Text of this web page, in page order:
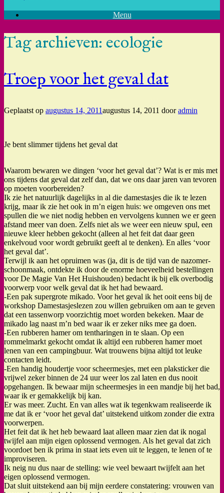
Menu
Tag archieven:ecologie
Troep voor het geval dat
Geplaatst op augustus 14, 2011augustus 14, 2011 dooradmin
Je bent slimmer tijdens het geval dat
Waarom bewaren we dingen ‘voor het geval dat’? Wat is er mis met
ons tijdens dat geval dat zelf dan, dat we ons daar jaren van tevoren
op moeten voorbereiden?
Ik zie het natuurlijk dagelijks in al die damestasjes die ik te lezen
krijg, maar ik zie het ook in m’n eigen huis: we omgeven ons met
spullen die we niet nodig hebben en vervolgens kunnen we er geen
afstand meer van doen. Zelfs niet als we weer een nieuw spul, een
nieuwe kleer hebben gekocht (alleen al het feit dat daar geen
enkelvoud voor wordt gebruikt geeft al te denken). En alles ‘voor
het geval dat’.
Terwijl ik aan het opruimen was (ja, dit is de tijd van de nazomer-
schoonmaak, ontdekte ik door de enorme hoeveelheid bestellingen
voor De Magie Van Het Huishouden) bedacht ik bij elk overbodig
voorwerp voor welk geval dat ik het had bewaard.
-Een pak supergrote mikado. Voor het geval ik het ooit eens bij de
workshop Damestasjeslezen zou willen gebruiken om aan te geven
dat een tassenworp voorzichtig moet worden bekeken. Maar de
mikado lag naast m’n bed waar ik er zeker niks mee ga doen.
-Een rubberen hamer om tentharingen in te slaan. Op een
rommelmarkt gekocht omdat ik altijd een rubberen hamer moet
lenen van een campingbuur. Wat trouwens bijna altijd tot leuke
contacten leidt.
-Een handig houdertje voor scheermesjes, met een plaksticker die
vrijwel zeker binnen de 24 uur weer los zal laten en dus nooit
opgehangen. Ik bewaar mijn scheermesjes in een mandje bij het bad,
waar ik er gemakkelijk bij kan.
Er was meer. Zucht. En van alles wat ik tegenkwam realiseerde ik
me dat ik er ‘voor het geval dat’ uitstekend uitkom zonder die extra
voorwerpen.
Het feit dat ik het heb bewaard laat alleen maar zien dat ik nogal
twijfel aan mijn eigen oplossend vermogen. Als het geval dat zich
voordoet ben ik prima in staat iets even uit te leggen, te lenen of te
improviseren.
Ik neig nu dus naar de stelling: wie veel bewaart twijfelt aan het
eigen oplossend vermogen.
Dat sluit uitstekend aan bij mijn eerdere constatering: vrouwen van